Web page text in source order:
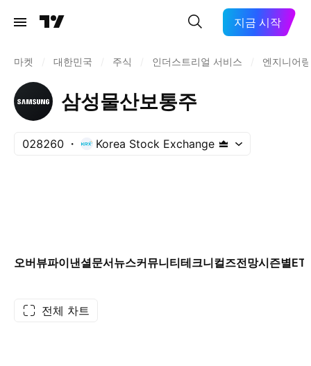
지금 시작
마켓 대한민국 주식 인더스트리얼 서비스 엔지니어
삼성물산보통주
028260 Korea Stock Exchange
오버뷰파이낸셜문서뉴스커뮤니티테크니컬즈전망시즌별
전체 차트